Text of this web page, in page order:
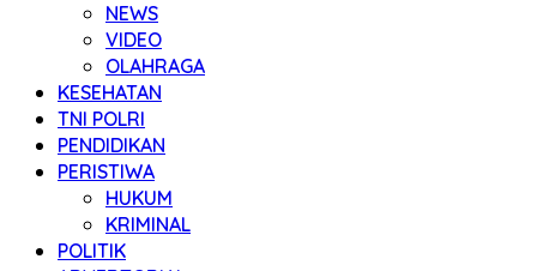
NEWS
VIDEO
OLAHRAGA
KESEHATAN
TNI POLRI
PENDIDIKAN
PERISTIWA
HUKUM
KRIMINAL
POLITIK